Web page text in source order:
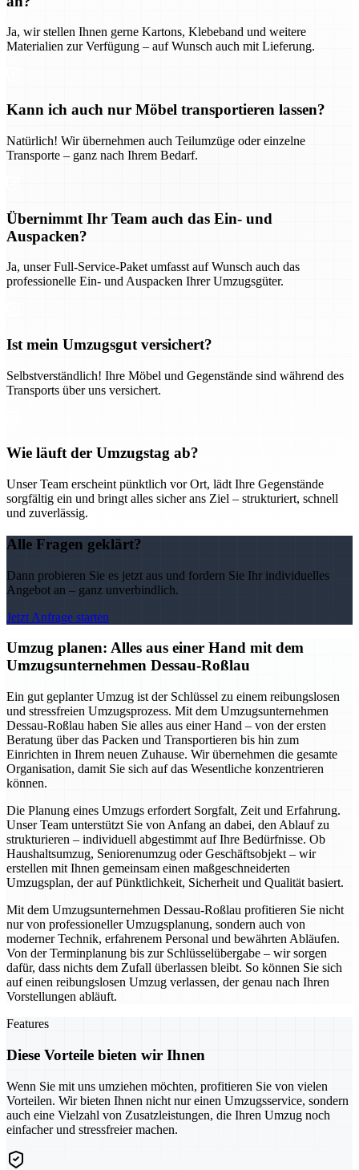
Ja, wir stellen Ihnen gerne Kartons, Klebeband und weitere
Materialien zur Verfügung – auf Wunsch auch mit Lieferung.
Kann ich auch nur Möbel transportieren lassen?
Natürlich! Wir übernehmen auch Teilumzüge oder einzelne
Transporte – ganz nach Ihrem Bedarf.
Übernimmt Ihr Team auch das Ein- und
Auspacken?
Ja, unser Full-Service-Paket umfasst auf Wunsch auch das
professionelle Ein- und Auspacken Ihrer Umzugsgüter.
Ist mein Umzugsgut versichert?
Selbstverständlich! Ihre Möbel und Gegenstände sind während des
Transports über uns versichert.
Wie läuft der Umzugstag ab?
Unser Team erscheint pünktlich vor Ort, lädt Ihre Gegenstände
sorgfältig ein und bringt alles sicher ans Ziel – strukturiert, schnell
und zuverlässig.
Alle Fragen geklärt?
Dann probieren Sie es jetzt aus und fordern Sie Ihr individuelles
Angebot an – ganz unverbindlich.
Jetzt Anfrage starten
Umzug planen: Alles aus einer Hand mit dem
Umzugsunternehmen Dessau-Roßlau
Ein gut geplanter Umzug ist der Schlüssel zu einem reibungslosen
und stressfreien Umzugsprozess. Mit dem Umzugsunternehmen
Dessau-Roßlau haben Sie alles aus einer Hand – von der ersten
Beratung über das Packen und Transportieren bis hin zum
Einrichten in Ihrem neuen Zuhause. Wir übernehmen die gesamte
Organisation, damit Sie sich auf das Wesentliche konzentrieren
können.
Die Planung eines Umzugs erfordert Sorgfalt, Zeit und Erfahrung.
Unser Team unterstützt Sie von Anfang an dabei, den Ablauf zu
strukturieren – individuell abgestimmt auf Ihre Bedürfnisse. Ob
Haushaltsumzug, Seniorenumzug oder Geschäftsobjekt – wir
erstellen mit Ihnen gemeinsam einen maßgeschneiderten
Umzugsplan, der auf Pünktlichkeit, Sicherheit und Qualität basiert.
Mit dem Umzugsunternehmen Dessau-Roßlau profitieren Sie nicht
nur von professioneller Umzugsplanung, sondern auch von
moderner Technik, erfahrenem Personal und bewährten Abläufen.
Von der Terminplanung bis zur Schlüsselübergabe – wir sorgen
dafür, dass nichts dem Zufall überlassen bleibt. So können Sie sich
auf einen reibungslosen Umzug verlassen, der genau nach Ihren
Vorstellungen abläuft.
Features
Diese Vorteile bieten wir Ihnen
Wenn Sie mit uns umziehen möchten, profitieren Sie von vielen
Vorteilen. Wir bieten Ihnen nicht nur einen Umzugsservice, sondern
auch eine Vielzahl von Zusatzleistungen, die Ihren Umzug noch
einfacher und stressfreier machen.